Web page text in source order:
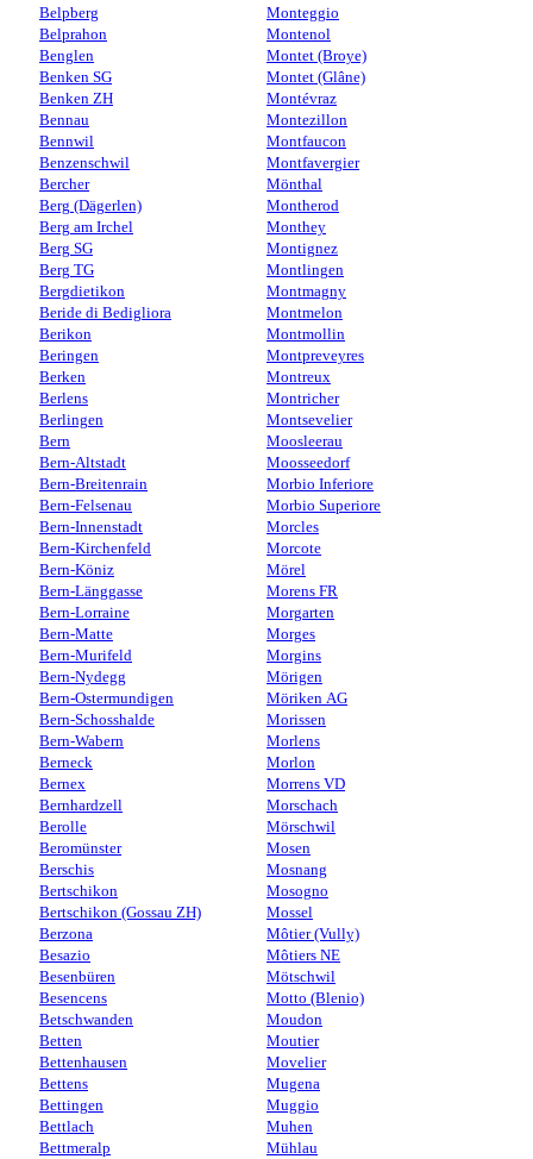
Belpberg
Belprahon
Benglen
Benken SG
Benken ZH
Bennau
Bennwil
Benzenschwil
Bercher
Berg (Dägerlen)
Berg am Irchel
Berg SG
Berg TG
Bergdietikon
Beride di Bedigliora
Berikon
Beringen
Berken
Berlens
Berlingen
Bern
Bern-Altstadt
Bern-Breitenrain
Bern-Felsenau
Bern-Innenstadt
Bern-Kirchenfeld
Bern-Köniz
Bern-Länggasse
Bern-Lorraine
Bern-Matte
Bern-Murifeld
Bern-Nydegg
Bern-Ostermundigen
Bern-Schosshalde
Bern-Wabern
Berneck
Bernex
Bernhardzell
Berolle
Beromünster
Berschis
Bertschikon
Bertschikon (Gossau ZH)
Berzona
Besazio
Besenbüren
Besencens
Betschwanden
Betten
Bettenhausen
Bettens
Bettingen
Bettlach
Bettmeralp
Monteggio
Montenol
Montet (Broye)
Montet (Glâne)
Montévraz
Montezillon
Montfaucon
Montfavergier
Mönthal
Montherod
Monthey
Montignez
Montlingen
Montmagny
Montmelon
Montmollin
Montpreveyres
Montreux
Montricher
Montsevelier
Moosleerau
Moosseedorf
Morbio Inferiore
Morbio Superiore
Morcles
Morcote
Mörel
Morens FR
Morgarten
Morges
Morgins
Mörigen
Möriken AG
Morissen
Morlens
Morlon
Morrens VD
Morschach
Mörschwil
Mosen
Mosnang
Mosogno
Mossel
Môtier (Vully)
Môtiers NE
Mötschwil
Motto (Blenio)
Moudon
Moutier
Movelier
Mugena
Muggio
Muhen
Mühlau